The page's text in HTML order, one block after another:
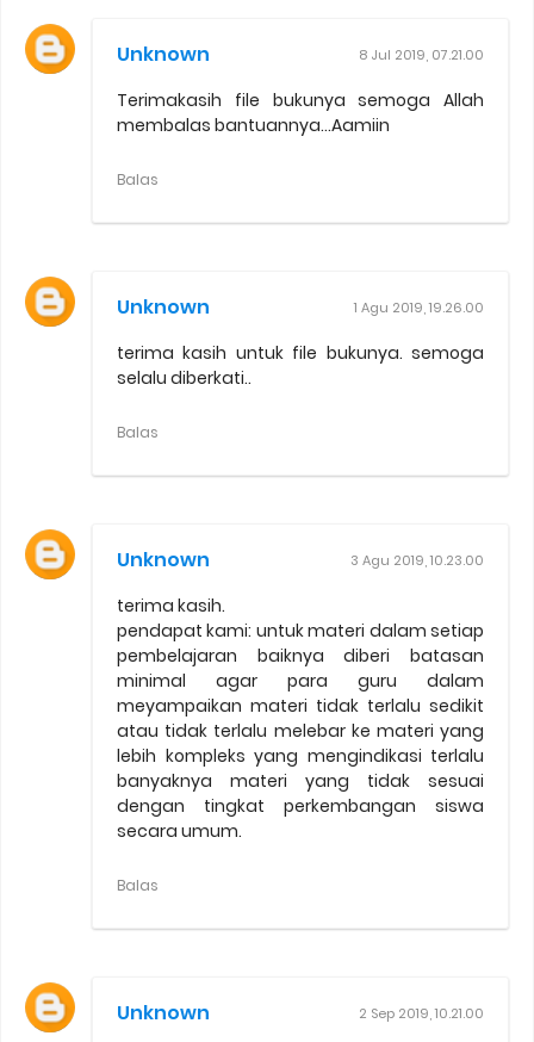
Unknown 8 Jul 2019, 07.21.00
Terimakasih file bukunya semoga Allah
membalas bantuannya...Aamiin
Balas
Unknown 1 Agu 2019, 19.26.00
terima kasih untuk file bukunya. semoga
selalu diberkati..
Balas
Unknown 3 Agu 2019, 10.23.00
terima kasih.
pendapat kami: untuk materi dalam setiap
pembelajaran baiknya diberi batasan
minimal agar para guru dalam
meyampaikan materi tidak terlalu sedikit
atau tidak terlalu melebar ke materi yang
lebih kompleks yang mengindikasi terlalu
banyaknya materi yang tidak sesuai
dengan tingkat perkembangan siswa
secara umum.
Balas
Unknown 2 Sep 2019, 10.21.00